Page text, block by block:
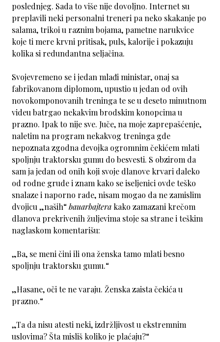
poslednjeg. Sada to više nije dovoljno. Internet su
preplavili neki personalni treneri pa neko skakanje po
salama, trikoi u raznim bojama, pametne narukvice
koje ti mere krvni pritisak, puls, kalorije i pokazuju
kolika si redundantna seljačina.
Svojevremeno se i jedan mlađi ministar, onaj sa
fabrikovanom diplomom, upustio u jedan od ovih
novokomponovanih treninga te se u deseto minutnom
videu batrgao nekakvim brodskim konopcima u
prazno. Ipak to nije sve. Juče, na moje zaprepašćenje,
naletim na program nekakvog treninga gde
nepoznata zgodna devojka ogromnim čekićem mlati
spoljnju traktorsku gumu do besvesti. S obzirom da
sam ja jedan od onih koji svoje dlanove krvari daleko
od rodne grude i znam kako se iseljenici ovde teško
snalaze i naporno rade, nisam mogao da ne zamislim
dvojicu „naših“ bauarbajtera kako zamazani krečom
dlanova prekrivenih žuljevima stoje sa strane i teškim
naglaskom komentarišu:
„Ba, se meni čini ili ona ženska tamo mlati besno
spoljnju traktorsku gumu.“
„Hasane, oči te ne varaju. Ženska zaista čekića u
prazno.“
„Ta da nisu atesti neki, izdržljivost u ekstremnim
uslovima? Šta misliš koliko je plaćaju?“